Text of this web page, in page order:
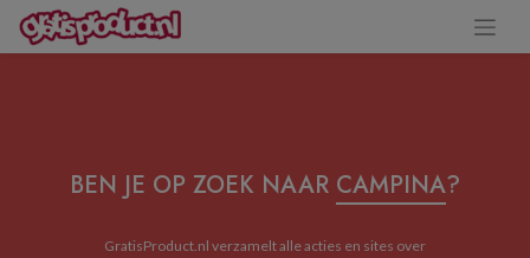
BEN JE OP ZOEK NAAR CAMPINA?
GratisProduct.nl verzamelt alle acties en sites over